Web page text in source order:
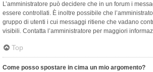
L’amministratore può decidere che in un forum i
essere controllati. È inoltre possibile che
gruppo di utenti i cui messaggi ritiene che vadano
visibili. Contatta l’amministratore per maggiori
Top
Come posso spostare in cima un mio argomento?